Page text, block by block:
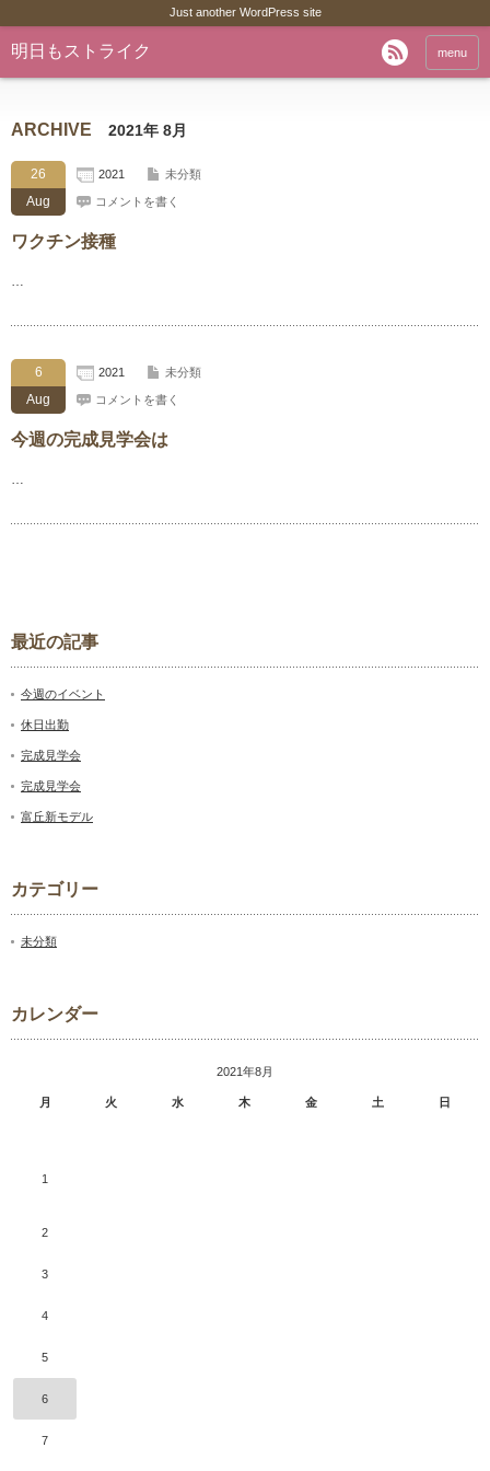
Just another WordPress site
明日もストライク menu
ARCHIVE 2021年 8月
26
Aug
2021 未分類
コメントを書く
ワクチン接種
…
6
Aug
2021 未分類
コメントを書く
今週の完成見学会は
…
最近の記事
今週のイベント
休日出勤
完成見学会
完成見学会
富丘新モデル
カテゴリー
未分類
カレンダー
2021年8月
月 火 水 木 金 土 日
1
2
3
4
5
6
7